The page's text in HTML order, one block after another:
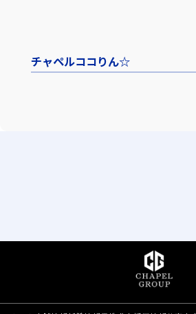
チャペルココりん☆